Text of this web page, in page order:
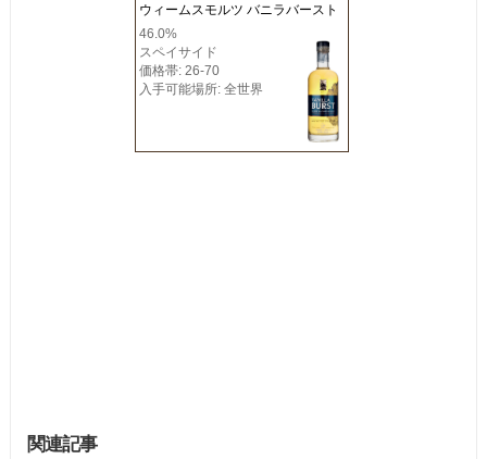
ウィームスモルツ バニラバースト
46.0%
スペイサイド
価格帯: 26-70
入手可能場所: 全世界
関連記事